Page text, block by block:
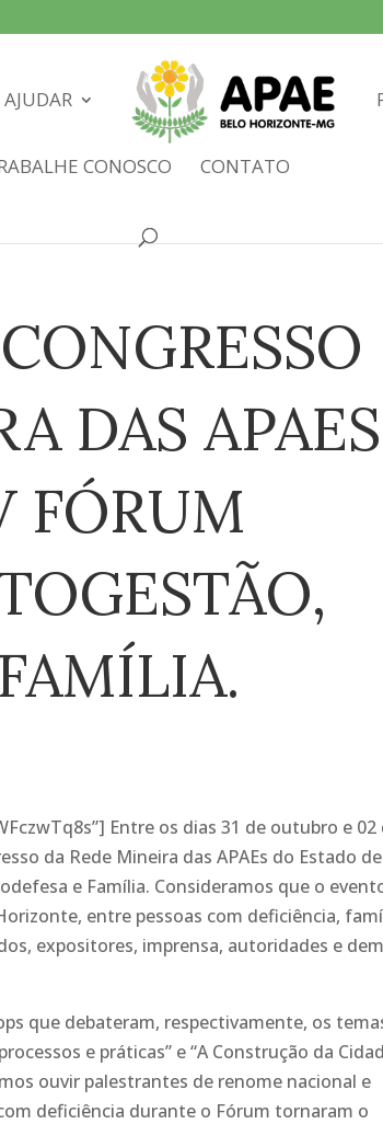
CONOSCO CONTATO
DAS APAES
FÓRUM
Entre os dias 31 de outubro e 02
da Rede Mineira das APAEs do Estado de
e Família. Consideramos que o
entre pessoas com deficiência,
expositores, imprensa, autoridades e
que debateram, respectivamente, os
e práticas” e “A Construção da
ouvir palestrantes de renome nacional e
deficiência durante o Fórum tornaram o